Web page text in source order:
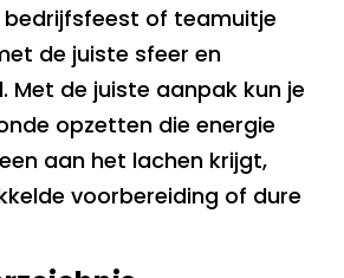
bedrijfsfeest of teamuitje
de juiste sfeer en
Met de juiste aanpak kun je
opzetten die energie
aan het lachen krijgt,
voorbereiding of dure